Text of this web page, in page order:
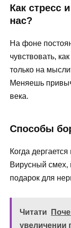
Как стресс
нас?
На фоне
чувствовать,
только на
Меняешь
века.
Способы
Когда
Вирусный смех,
подарок для
Читати
увеличении